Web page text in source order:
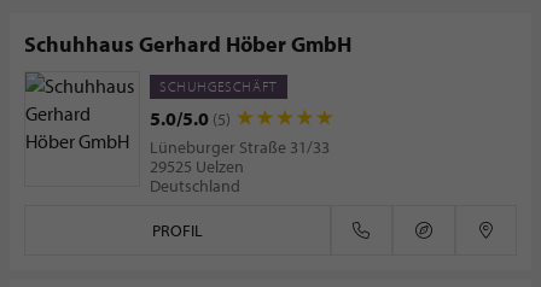
Schuhhaus Gerhard Höber GmbH
SCHUHGESCHÄFT
5.0/5.0 (5)
Lüneburger Straße 31/33
29525 Uelzen
Deutschland
PROFIL